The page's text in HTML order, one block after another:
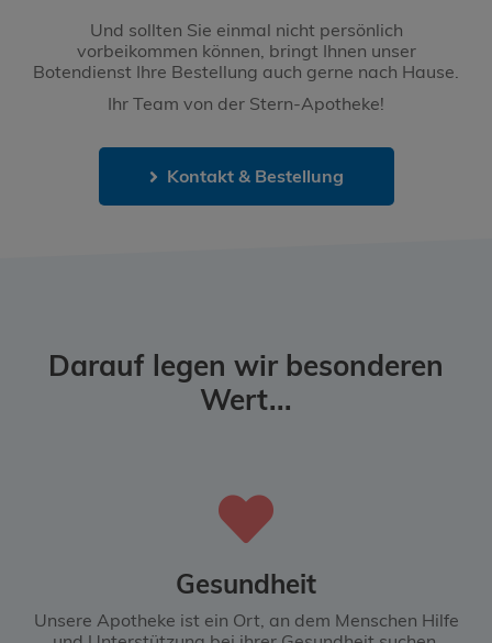
Und sollten Sie einmal nicht persönlich
vorbeikommen können, bringt Ihnen unser
Botendienst Ihre Bestellung auch gerne nach Hause.
Ihr Team von der Stern-Apotheke!
Kontakt & Bestellung
Darauf legen wir besonderen
Wert...
Gesundheit
Unsere Apotheke ist ein Ort, an dem Menschen Hilfe